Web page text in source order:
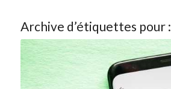
Archive d’étiquettes pour :